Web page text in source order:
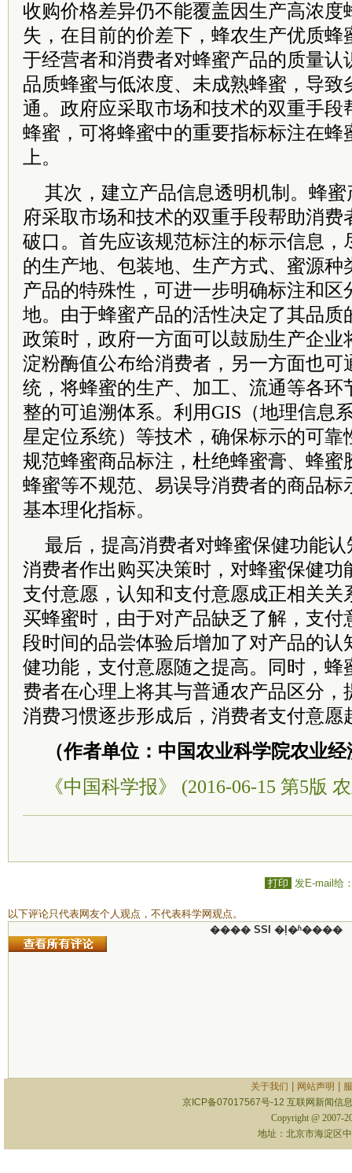
收购价格差异仍不能覆盖因生产高浓度
失，在目前的价差下，蜂农生产优质蜂
于经营者和消费者对蜂蜜产品的质量认
品质蜂蜜与低浓度、未成熟蜂蜜，导致
通。政府应采取市场和技术的双重手段
蜂蜜，可将蜂蜜中的重要指标标注在蜂
上。
其次，建立产品信息透明机制。蜂
府采取市场和技术的双重手段帮助消费
破口。首先应该规范标注的标示信息，
的生产地、包装地、生产方式、蜜源种
产品的特殊性，可进一步明确标注和区
地。由于蜂蜜产品的活性决定了其品质
政策时，政府一方面可以鼓励生产企业
淀粉酶值公布给消费者，另一方面也可
统，将蜂蜜的生产、加工、流通等各环
整的可追溯体系。利用GIS（地理信息
星定位系统）等技术，确保标示的可靠
规范蜂蜜商品标注，杜绝蜂蜜膏、蜂蜜
蜂蜜等不规范、易误导消费者的商品标
基本理化指标。
最后，提高消费者对蜂蜜保健功能
消费者作出购买决策时，对蜂蜜保健功
支付意愿，认知和支付意愿成正相关关
买蜂蜜时，由于对产品缺乏了解，支付
段时间的品尝体验后增加了对产品的认
健功能，支付意愿随之提高。同时，蜂
费者在心理上将其与普通农产品区分，
消费习惯逐步形成后，消费者支付意愿
（作者单位：中国农业科学院农业
《中国科学报》 (2016-06-15 第5版
打印 发E-mail给
以下评论只代表网友个人观点，不代表科学网观点。
���� SSI �ļ�ʱ����
关于我们 网站声明
京ICP备07017567号-12 互联网新闻信
Copyright @ 2007-
地址：北京市海淀区